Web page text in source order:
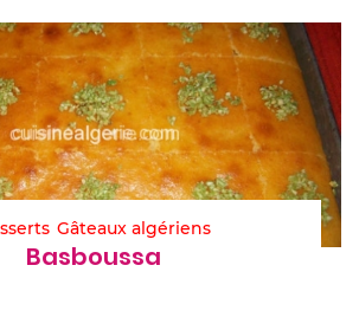
Gâteaux algériens
Basboussa